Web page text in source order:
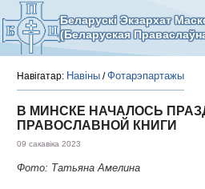
Беларускі Экзархат
(Беларуская
Навігатар: Навіны /Фотарэпартажы
В МИНСКЕ НАЧАЛОСЬ
ПРАВОСЛАВНОЙ КНИГИ
09 сакавіка 2023
Фото: Татьяна Амелина